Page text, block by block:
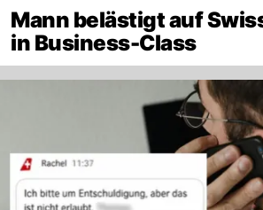
Mann belästigt auf
in Business-Class